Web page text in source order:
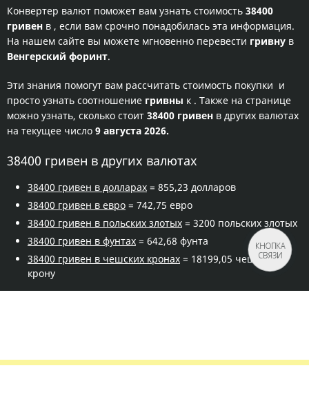
Конвертер валют поможет вам узнать стоимость 38400
гривен в , если вам срочно понадобилась эта информация.
На нашем сайте вы можете мгновенно перевести гривну в
Венгерский форинт.
Эти знания помогут вам рассчитать стоимость покупки и
просто узнать соотношение гривны к . Также на странице
можно узнать, сколько стоит 38400 гривен в других валютах
на текущее число 9 августа 2026.
38400 гривен в других валютах
38400 гривен в долларах = 855,23 долларов
38400 гривен в евро = 742,75 евро
38400 гривен в польских злотых = 3200 польских злотых
38400 гривен в фунтах = 642,68 фунта
38400 гривен в чешских кронах = 18199,05 чешскую
крону
КНОПКА
СВЯЗИ